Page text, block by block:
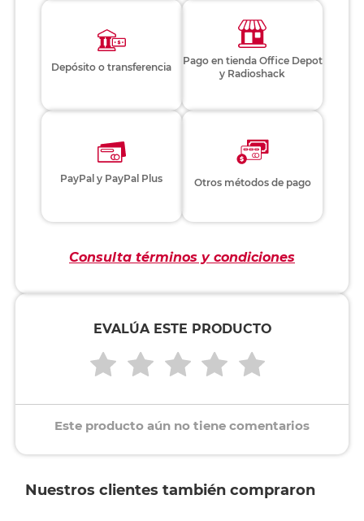
Depósito o transferencia
Pago en tienda Office Depot
y Radioshack
PayPal y PayPal Plus Otros métodos de pago
Consulta términos y condiciones
EVALÚA ESTE PRODUCTO
Este producto aún no tiene comentarios
Nuestros clientes también compraron